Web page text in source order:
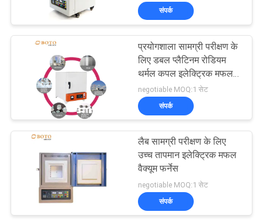
यूनिवर्सल तनन परीक्षण
मशीन
चरपरी प्रभाव परीक्षण
मशीन
संपर्क
प्रयोगशाला सामग्री परीक्षण के
लिए डबल प्लैटिनम रोडियम
थर्मल कपल इलेक्ट्रिक मफल
वैक्यूम फर्नेस
negotiable MOQ:1 सेट
संपर्क
लैब सामग्री परीक्षण के लिए
उच्च तापमान इलेक्ट्रिक मफल
वैक्यूम फर्नेस
negotiable MOQ:1 सेट
संपर्क